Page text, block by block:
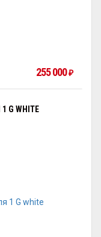
255 000 ₽
G WHITE